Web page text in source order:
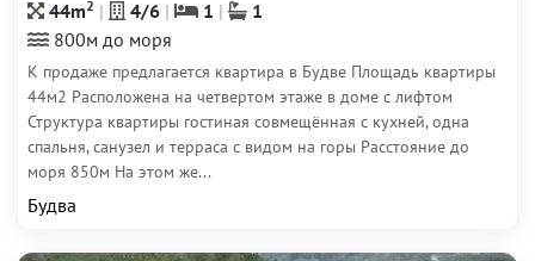
44m2 4/6 1
1
800м до моря
К продаже предлагается квартира в Будве Площадь квартиры
44м2 Расположена на четвертом этаже в доме с лифтом
Структура квартиры гостиная совмещённая с кухней, одна
спальня, санузел и терраса с видом на горы Расстояние до
моря 850м На этом же...
Будва